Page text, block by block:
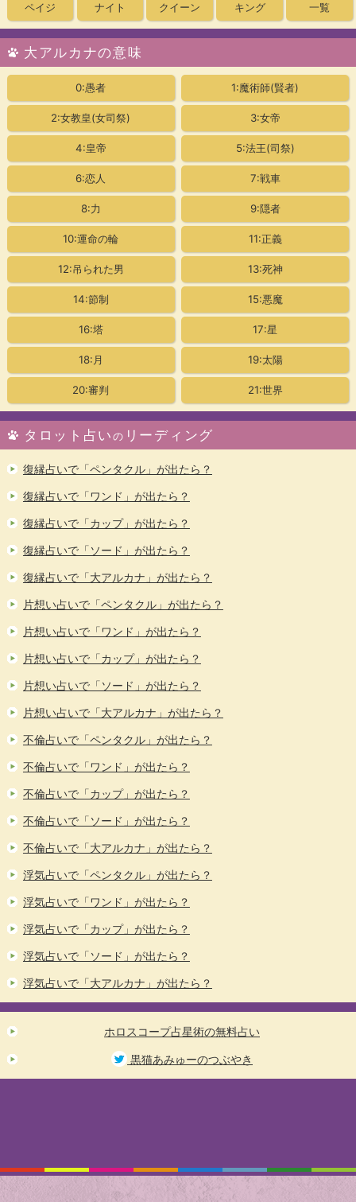
ペイジ ナイト クイーン キング 一覧
大アルカナの意味
0:愚者 1:魔術師(賢者)
2:女教皇(女司祭) 3:女帝
4:皇帝 5:法王(司祭)
6:恋人 7:戦車
8:力 9:隠者
10:運命の輪 11:正義
12:吊られた男 13:死神
14:節制 15:悪魔
16:塔 17:星
18:月 19:太陽
20:審判 21:世界
タロット占いの リーディング
復縁占いで「ペンタクル」が出たら？
復縁占いで「ワンド」が出たら？
復縁占いで「カップ」が出たら？
復縁占いで「ソード」が出たら？
復縁占いで「大アルカナ」が出たら？
片想い占いで「ペンタクル」が出たら？
片想い占いで「ワンド」が出たら？
片想い占いで「カップ」が出たら？
片想い占いで「ソード」が出たら？
片想い占いで「大アルカナ」が出たら？
不倫占いで「ペンタクル」が出たら？
不倫占いで「ワンド」が出たら？
不倫占いで「カップ」が出たら？
不倫占いで「ソード」が出たら？
不倫占いで「大アルカナ」が出たら？
浮気占いで「ペンタクル」が出たら？
浮気占いで「ワンド」が出たら？
浮気占いで「カップ」が出たら？
浮気占いで「ソード」が出たら？
浮気占いで「大アルカナ」が出たら？
ホロスコープ占星術の無料占い
黒猫あみゅーのつぶやき